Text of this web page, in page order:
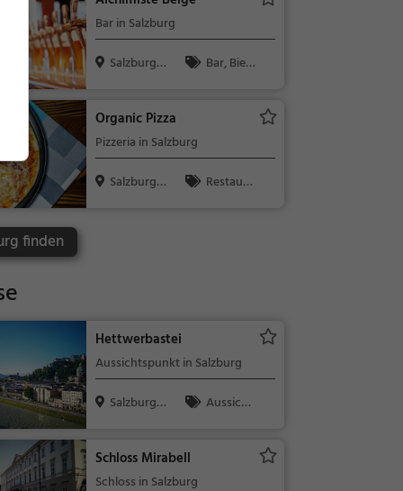
sen
Bar in Salzburg
Salzburg,
Bar, Bier,
Organic Pizza
Pizzeria in Salzburg
Salzburg,
Restaura
finden
Hettwerbastei
Aussichtspunkt in Salzburg
Salzburg,
Aussicht
Natur
Schloss Mirabell
Schloss in Salzburg